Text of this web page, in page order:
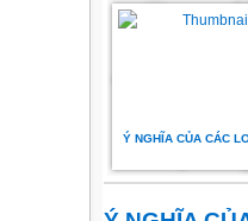
Ý NGHĨA CỦA CÁC